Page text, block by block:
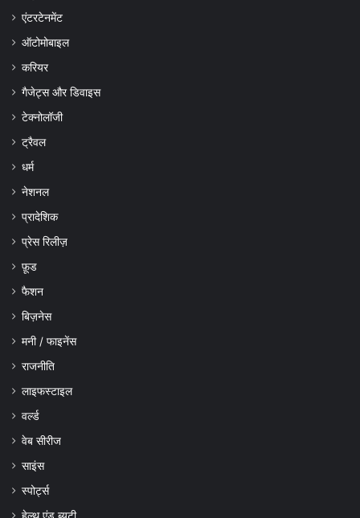
एंटरटेनमेंट
ऑटोमोबाइल
करियर
गैजेट्स और डिवाइस
टेक्नोलॉजी
ट्रैवल
धर्म
नेशनल
प्रादेशिक
प्रेस रिलीज़
फ़ूड
फैशन
बिज़नेस
मनी / फाइनेंस
राजनीति
लाइफस्टाइल
वर्ल्ड
वेब सीरीज
साइंस
स्पोर्ट्स